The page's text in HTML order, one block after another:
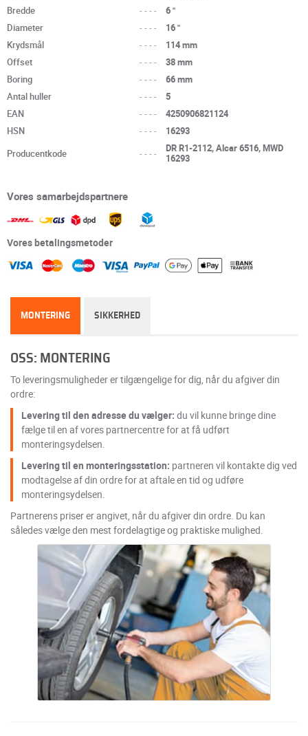
Bredde
----
6 "
Diameter
----
16 "
Krydsmål
----
114 mm
Offset
----
38 mm
Boring
----
66 mm
Antal huller
----
5
EAN
----
4250906821124
HSN
----
16293
Producentkode
----
DR R1-2112, Alcar 6516, MWD
16293
Vores samarbejdspartnere
Vores betalingsmetoder
MONTERING SIKKERHED
OSS: MONTERING
To leveringsmuligheder er tilgængelige for dig, når du afgiver din
ordre:
Levering til den adresse du vælger: du vil kunne bringe dine
fælge til en af vores partnercentre for at få udført
monteringsydelsen.
Levering til en monteringsstation: partneren vil kontakte dig ved
modtagelse af din ordre for at aftale en tid og udføre
monteringsydelsen.
Partnerens priser er angivet, når du afgiver din ordre. Du kan
således vælge den mest fordelagtige og praktiske mulighed.